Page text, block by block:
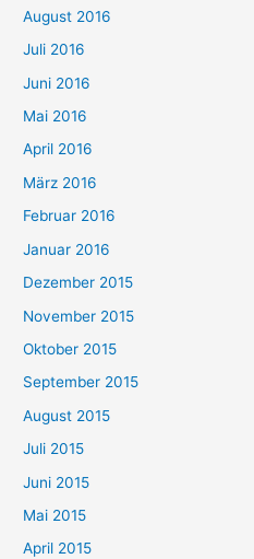
August 2016
Juli 2016
Juni 2016
Mai 2016
April 2016
März 2016
Februar 2016
Januar 2016
Dezember 2015
November 2015
Oktober 2015
September 2015
August 2015
Juli 2015
Juni 2015
Mai 2015
April 2015